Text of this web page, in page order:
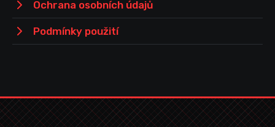
Ochrana osobních údajů
Podmínky použití